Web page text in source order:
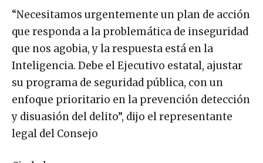
“Necesitamos urgentemente un plan de acción
que responda a la problemática de inseguridad
que nos agobia, y la respuesta está en la
Inteligencia. Debe el Ejecutivo estatal, ajustar
su programa de seguridad pública, con un
enfoque prioritario en la prevención detección
y disuasión del delito”, dijo el representante
legal del Consejo